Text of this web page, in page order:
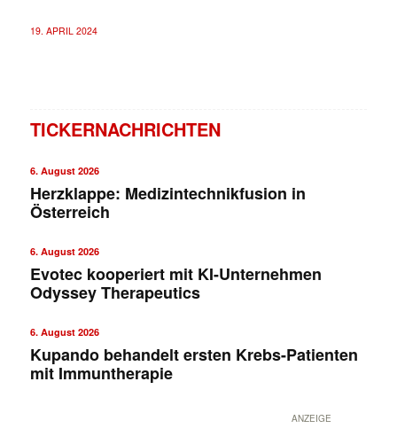
19. APRIL 2024
TICKERNACHRICHTEN
6. August 2026
Herzklappe: Medizintechnikfusion in
Österreich
6. August 2026
Evotec kooperiert mit KI-Unternehmen
Odyssey Therapeutics
6. August 2026
Kupando behandelt ersten Krebs-Patienten
mit Immuntherapie
ANZEIGE